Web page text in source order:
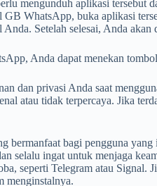
mengunduh aplikasi tersebut
GB WhatsApp, buka aplikasi
Setelah selesai, Anda
Anda dapat menekan
dan privasi Anda saat
atau tidak terpercaya. Jika
bermanfaat bagi pengguna
selalu ingat untuk menjaga
seperti Telegram atau
menginstalnya.